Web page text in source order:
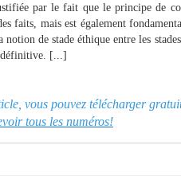
par le fait que le principe de
faits, mais est également
de stade éthique entre les
définitive. [...]
vous pouvez télécharger
tous les numéros!